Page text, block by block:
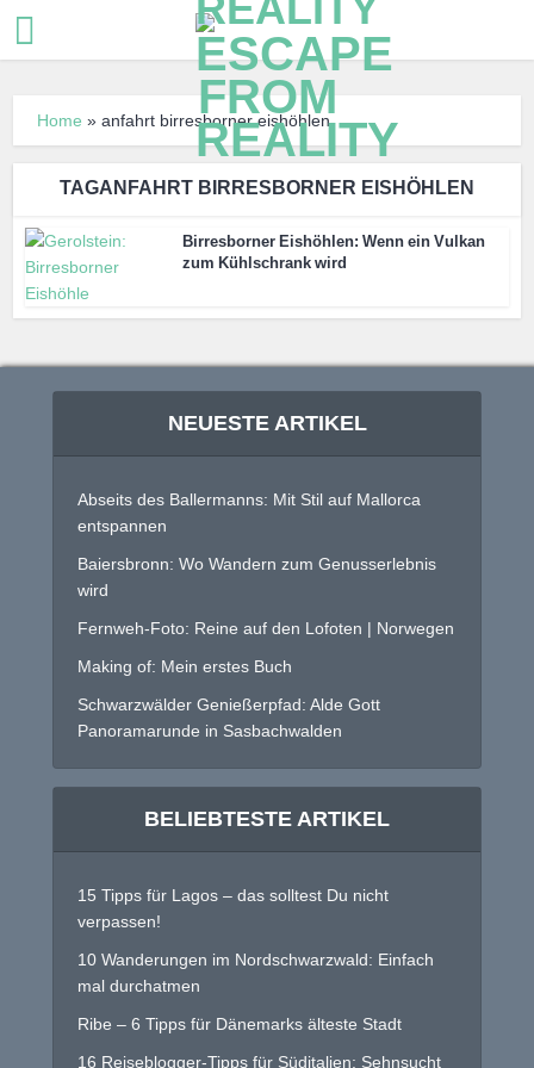
Home »anfahrt birresborner eishöhlen
TAGANFAHRT BIRRESBORNER EISHÖHLEN
Birresborner Eishöhlen: Wenn ein Vulkan
zum Kühlschrank wird
NEUESTE ARTIKEL
Abseits des Ballermanns: Mit Stil auf Mallorca
entspannen
Baiersbronn: Wo Wandern zum Genusserlebnis
wird
Fernweh-Foto: Reine auf den Lofoten | Norwegen
Making of: Mein erstes Buch
Schwarzwälder Genießerpfad: Alde Gott
Panoramarunde in Sasbachwalden
BELIEBTESTE ARTIKEL
15 Tipps für Lagos – das solltest Du nicht
verpassen!
10 Wanderungen im Nordschwarzwald: Einfach
mal durchatmen
Ribe – 6 Tipps für Dänemarks älteste Stadt
16 Reiseblogger-Tipps für Süditalien: Sehnsucht